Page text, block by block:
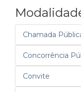
Chamada
Concorrência
Convite